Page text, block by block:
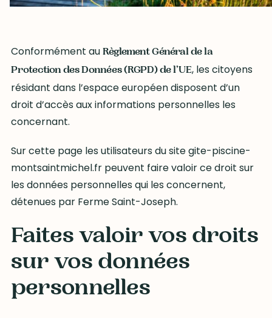
Conformément au Règlement Général de la
Protection des Données (RGPD) de l’UE, les citoyens
résidant dans l’espace européen disposent d’un
droit d’accès aux informations personnelles les
concernant.
Sur cette page les utilisateurs du site gite-piscine-
montsaintmichel.fr peuvent faire valoir ce droit sur
les données personnelles qui les concernent,
détenues par Ferme Saint-Joseph.
Faites valoir vos droits
sur vos données
personnelles